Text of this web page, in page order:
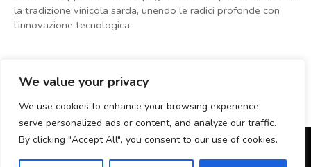
We value your privacy
We use cookies to enhance your browsing experience,
serve personalized ads or content, and analyze our traffic.
By clicking "Accept All", you consent to our use of cookies.
la tradizione vinicola sarda, unendo le radici profonde con
l’innovazione tecnologica.
MONSERRATO (CA) P.IVA: 02627940923.
CAMPAIGN FINANCED ACCORDING TO